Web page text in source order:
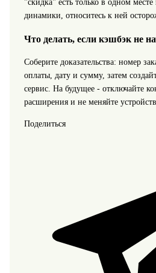
"скидка" есть только в одном
динамики, относитесь к ней
Что делать, если кэшбэк не
Соберите доказательства: номер
оплаты, дату и сумму, затем
сервис. На будущее - отключайте
расширения и не меняйте
Поделиться